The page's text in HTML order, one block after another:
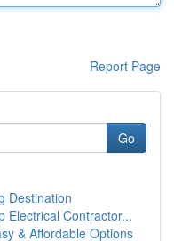
Report Page
Go
Destination
Electrical Contractor...
& Affordable Options